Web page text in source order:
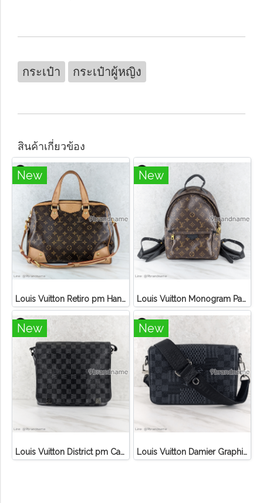
กระเป๋า กระเป๋าผู้หญิง
สินค้าเกี่ยวข้อง
New
Louis Vuitton Retiro pm Handbag Canvas Monogram
New
Louis Vuitton Monogram Palm Springs PM Backpack
New
Louis Vuitton District pm Canvas Graphite
New
Louis Vuitton Damier Graphite 3D Canvas Studio Messenger